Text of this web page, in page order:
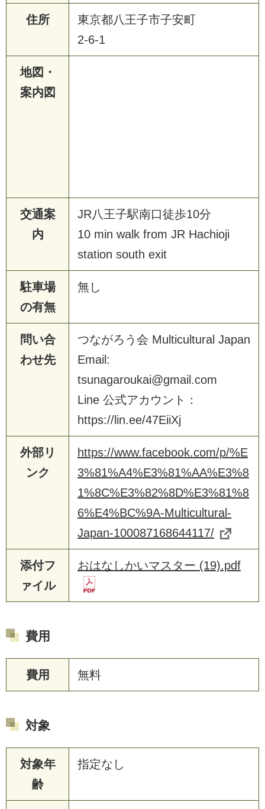
住所
東京都八王子市子安町
2-6-1
地図・
案内図
交通案
内
JR八王子駅南口徒歩10分
10 min walk from JR Hachioji
station south exit
駐車場
の有無
無し
問い合
わせ先
つながろう会 Multicultural Japan
Email:
tsunagaroukai@gmail.com
Line 公式アカウント：
https://lin.ee/47EiiXj
外部リ
ンク
https://www.facebook.com/p/%E
3%81%A4%E3%81%AA%E3%8
1%8C%E3%82%8D%E3%81%8
6%E4%BC%9A-Multicultural-
Japan-100087168644117/
添付フ
ァイル
おはなしかいマスター (19).pdf
費用
費用 無料
対象
対象年
齢
指定なし